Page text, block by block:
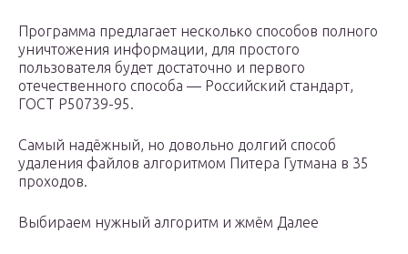
Программа предлагает несколько способов полного
уничтожения информации, для простого
пользователя будет достаточно и первого
отечественного способа — Российский стандарт,
ГОСТ Р50739-95.
Самый надёжный, но довольно долгий способ
удаления файлов алгоритмом Питера Гутмана в 35
проходов.
Выбираем нужный алгоритм и жмём Далее